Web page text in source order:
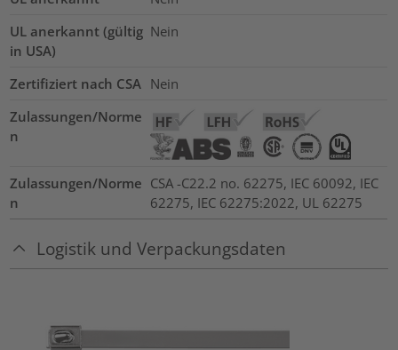
UL anerkannt (gültig
in USA)
Nein
Zertifiziert nach CSA Nein
Zulassungen/Norme
n
Zulassungen/Norme
n
CSA -C22.2 no. 62275, IEC 60092, IEC
62275, IEC 62275:2022, UL 62275
Logistik und Verpackungsdaten